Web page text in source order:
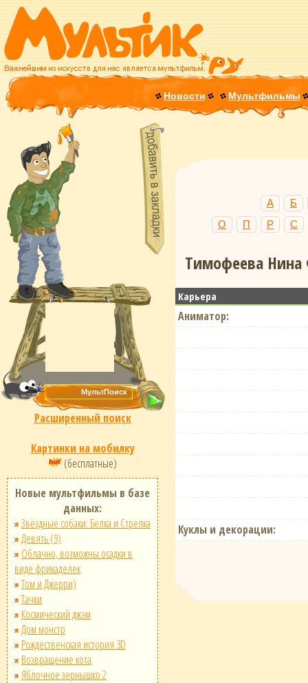
Новости Мультфильмы
Расширенный поиск
Картинки на мобилку
(бесплатные)
Новые мультфильмы в базе
данных:
Звёздные собаки: Белка и Стрелка
Девять (9)
Облачно, возможны осадки в
виде фрикаделек
Том и Джерри)
Тачки
Космический джэм
Дом монстр
Рождественская история 3D
Возвращение кота
Яблочное зернышко 2
А
Б
О
П Р С
Тимофеева Нина
Карьера
Аниматор:
Куклы и декорации: